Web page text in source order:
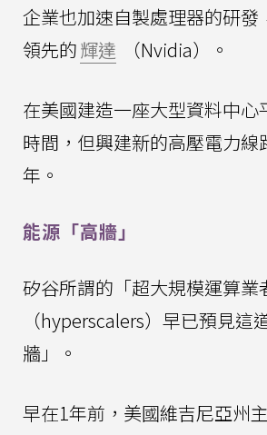
企業也加速自製處理器的研發
領先的輝達 （Nvidia）。
在美國建造一座大型資料中心
時間，但興建新的高壓電力線
年。
能源「高牆」
矽谷所謂的「超大規模運算業
（hyperscalers）早已預見這
牆」。
早在1年前，美國維吉尼亞州